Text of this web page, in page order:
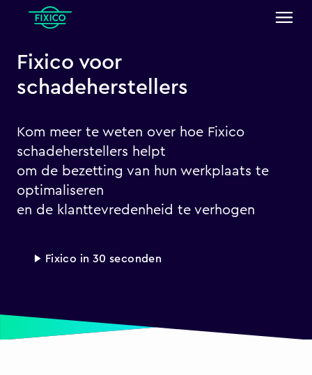
Fixico voor
schadeherstellers
Kom meer te weten over hoe Fixico
schadeherstellers helpt
om de bezetting van hun werkplaats te
optimaliseren
en de klanttevredenheid te verhogen
▶ Fixico in 30 seconden